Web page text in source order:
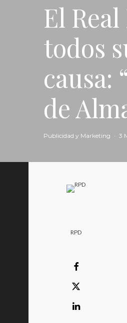
El
todos
causa:
de
Publicidad y Marketing · 3
RPD